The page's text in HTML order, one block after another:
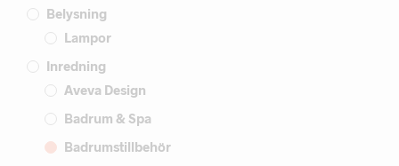
Belysning
Lampor
Inredning
Aveva Design
Badrum & Spa
Badrumstillbehör